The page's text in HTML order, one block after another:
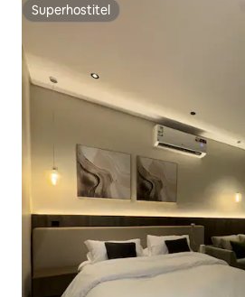
Superhostitel
Superhostitel